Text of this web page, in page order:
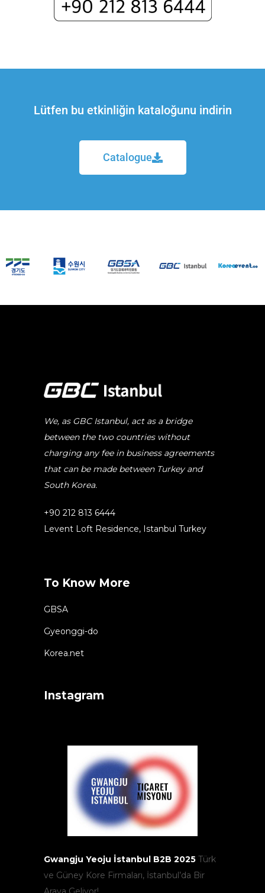
Lütfen bu etkinliğin kataloğunu indirin
Catalogue
We, as GBC Istanbul, act as a bridge
between the two countries without
charging any fee in business agreements
that can be made between Turkey and
South Korea.
+90 212 813 6444
Levent Loft Residence, Istanbul Turkey
To Know More
GBSA
Gyeonggi-do
Korea.net
Instagram
Gwangju Yeoju İstanbul B2B 2025 Türk
ve Güney Kore Firmaları, İstanbul’da Bir